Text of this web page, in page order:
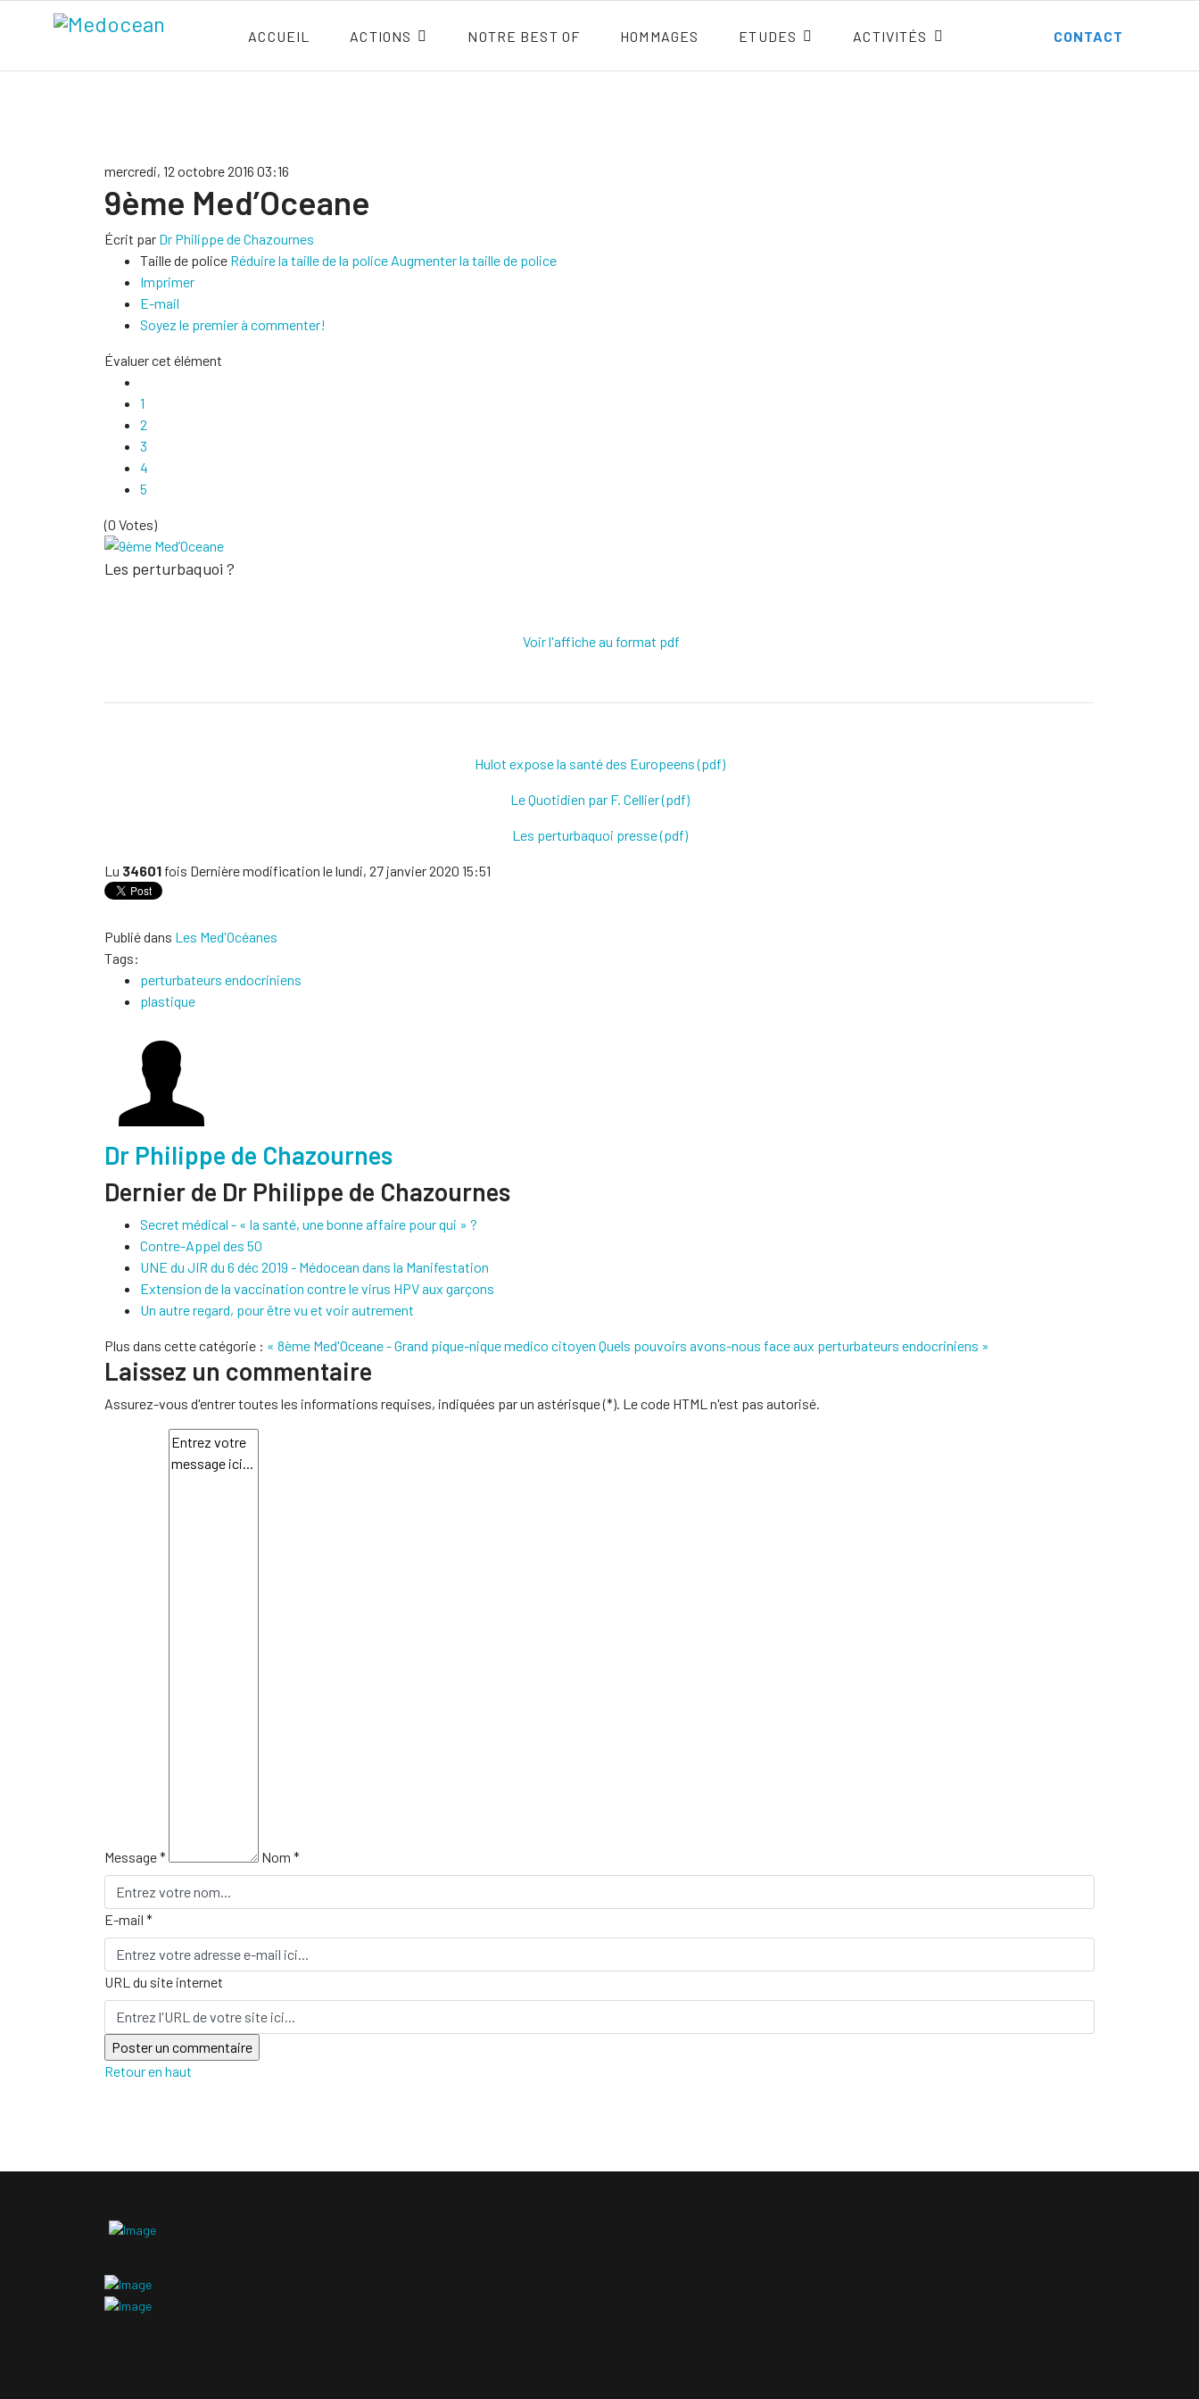
ACCUEIL ACTIONS NOTRE BEST OF HOMMAGES ETUDES ACTIVITÉS CONTACT
mercredi, 12 octobre 2016 03:16
9ème Med’Oceane
Écrit par Dr Philippe de Chazournes
Taille de police Réduire la taille de la police Augmenter la taille de police
Imprimer
E-mail
Soyez le premier à commenter!
Évaluer cet élément
1
2
3
4
5
(0 Votes)
Les perturbaquoi ?
Voir l'affiche au format pdf
Hulot expose la santé des Europeens (pdf)
Le Quotidien par F. Cellier (pdf)
Les perturbaquoi presse (pdf)
Lu 34601 fois Dernière modification le lundi, 27 janvier 2020 15:51
Publié dans Les Med'Océanes
Tags:
perturbateurs endocriniens
plastique
Dr Philippe de Chazournes
Dernier de Dr Philippe de Chazournes
Secret médical - « la santé, une bonne affaire pour qui » ?
Contre-Appel des 50
UNE du JIR du 6 déc 2019 - Médocean dans la Manifestation
Extension de la vaccination contre le virus HPV aux garçons
Un autre regard, pour être vu et voir autrement
Plus dans cette catégorie : « 8ème Med'Oceane - Grand pique-nique medico citoyen Quels pouvoirs avons-nous face aux perturbateurs endocriniens »
Laissez un commentaire
Assurez-vous d'entrer toutes les informations requises, indiquées par un astérisque (*). Le code HTML n'est pas autorisé.
Message * Nom *
E-mail *
URL du site internet
Retour en haut